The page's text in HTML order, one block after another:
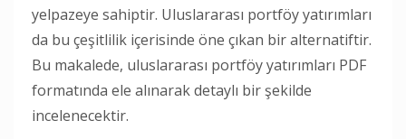
yelpazeye sahiptir. Uluslararası portföy yatırımları
da bu çeşitlilik içerisinde öne çıkan bir alternatiftir.
Bu makalede, uluslararası portföy yatırımları PDF
formatında ele alınarak detaylı bir şekilde
incelenecektir.